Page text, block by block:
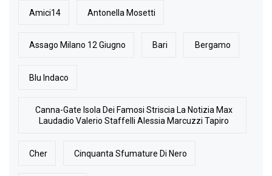
Amici14 Antonella Mosetti
Assago Milano 12 Giugno Bari Bergamo
Blu Indaco
Canna-Gate Isola Dei Famosi Striscia La Notizia Max
Laudadio Valerio Staffelli Alessia Marcuzzi Tapiro
Cher Cinquanta Sfumature Di Nero